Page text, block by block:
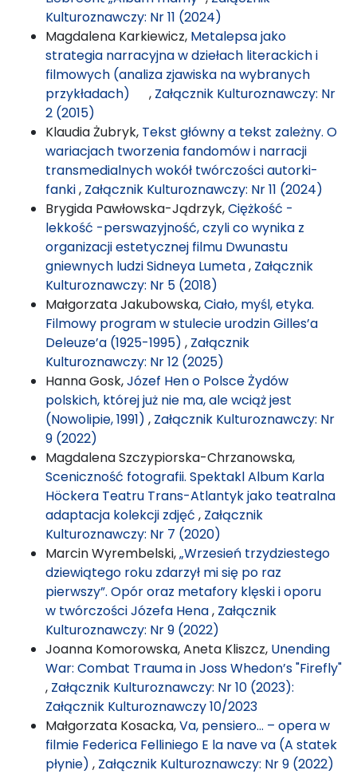
Kulturoznawczy: Nr 11 (2024)
Magdalena Karkiewicz, Metalepsa jako
strategia narracyjna w dziełach literackich i
filmowych (analiza zjawiska na wybranych
przykładach) , Załącznik Kulturoznawczy: Nr
2 (2015)
Klaudia Żubryk, Tekst główny a tekst zależny. O
wariacjach tworzenia fandomów i narracji
transmedialnych wokół twórczości autorki-
fanki, Załącznik Kulturoznawczy: Nr 11 (2024)
Brygida Pawłowska-Jądrzyk,Ciężkość -
lekkość -perswazyjność, czyli co wynika z
organizacji estetycznej filmu Dwunastu
gniewnych ludzi Sidneya Lumeta, Załącznik
Kulturoznawczy: Nr 5 (2018)
Małgorzata Jakubowska,Ciało, myśl, etyka.
Filmowy program w stulecie urodzin Gilles’a
Deleuze’a (1925-1995) , Załącznik
Kulturoznawczy: Nr 12 (2025)
Hanna Gosk,Józef Hen o Polsce Żydów
polskich, której już nie ma, ale wciąż jest
(Nowolipie, 1991) , Załącznik Kulturoznawczy: Nr
9 (2022)
Magdalena Szczypiorska-Chrzanowska,
Sceniczność fotografii. Spektakl Album Karla
Höckera Teatru Trans-Atlantyk jako teatralna
adaptacja kolekcji zdjęć , Załącznik
Kulturoznawczy: Nr 7 (2020)
Marcin Wyrembelski,„Wrzesień trzydziestego
dziewiątego roku zdarzył mi się po raz
pierwszy”. Opór oraz metafory klęski i oporu
w twórczości Józefa Hena, Załącznik
Kulturoznawczy: Nr 9 (2022)
Joanna Komorowska, Aneta Kliszcz, Unending
War: Combat Trauma in Joss Whedon’s "Firefly"
, Załącznik Kulturoznawczy: Nr 10 (2023):
Załącznik Kulturoznawczy 10/2023
Małgorzata Kosacka,Va, pensiero… – opera w
filmie Federica Felliniego E la nave va (A statek
płynie) , Załącznik Kulturoznawczy: Nr 9 (2022)